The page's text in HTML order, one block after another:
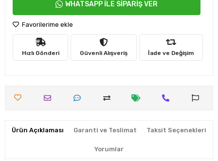
WHATSAPP İLE SİPARİŞ VER
Favorilerime ekle
Hızlı Gönderi Güvenli Alışveriş İade ve Değişim
Ürün Açıklaması Garanti ve Teslimat Taksit Seçenekleri
Yorumlar